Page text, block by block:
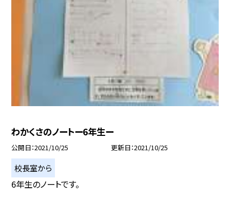
わかくさのノートー6年生ー
公開日 2021/10/25 更新日 2021/10/25
校長室から
6年生のノートです。